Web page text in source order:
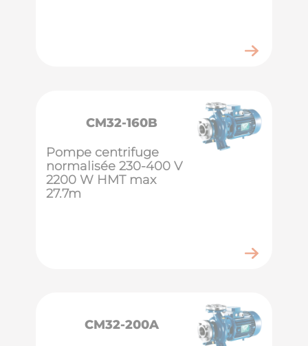
CM32-160B
Pompe centrifuge
normalisée 230-400 V
2200 W HMT max
27.7m
CM32-200A